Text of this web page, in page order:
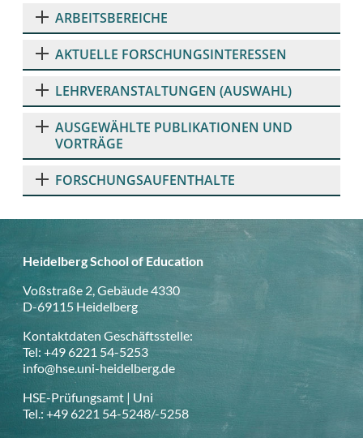
ARBEITSBEREICHE
AKTUELLE FORSCHUNGSINTERESSEN
LEHRVERANSTALTUNGEN (AUSWAHL)
AUSGEWÄHLTE PUBLIKATIONEN UND
VORTRÄGE
FORSCHUNGSAUFENTHALTE
Heidelberg School of Education
Voßstraße 2, Gebäude 4330
D-69115 Heidelberg
Kontaktdaten Geschäftsstelle:
Tel: +49 6221 54-5253
info@hse.uni-heidelberg.de
HSE-Prüfungsamt | Uni
Tel.: +49 6221 54-5248/-5258